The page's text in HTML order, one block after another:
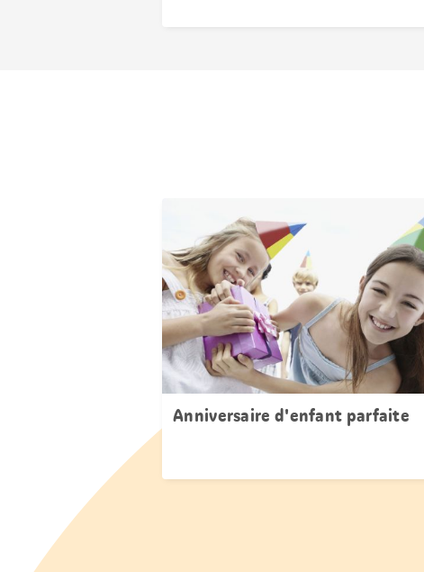
Anniversaire d'enfant parfaite